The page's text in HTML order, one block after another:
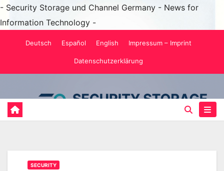
- Security Storage und Channel Germany - News for
Information Technology -
Deutsch Español English Impressum – Imprint
Datenschutzerklärung
SECURITY